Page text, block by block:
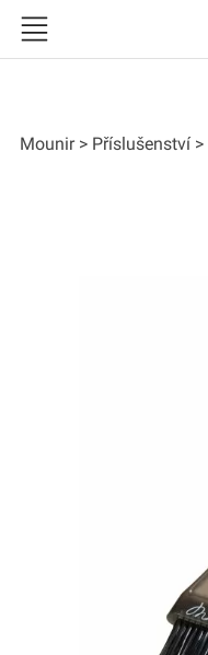
Mounir Příslušenství